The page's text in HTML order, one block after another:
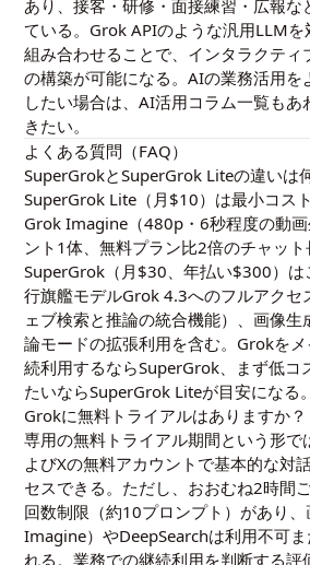
あり、接客・研修・面接練習・広報な
ている。Grok APIのような汎用LLM
組み合わせることで、インタラクティ
の構築が可能になる。AIの業務活用を
したい場合は、AI活用コラム一覧もあ
きたい。
よくある質問（FAQ）
SuperGrokとSuperGrok Liteの違いは
SuperGrok Lite（月$10）は最小コス
Grok Imagine（480p・6秒程度の動
ント1体、無料プラン比2倍のチャット
SuperGrok（月$30、年払い$300）は
行旗艦モデルGrok 4.3へのフルアクセ
ェブ検索と推論の統合機能）、画像生
論モードの拡張利用を含む。Grokを
続利用するならSuperGrok、まず低コ
たいならSuperGrok Liteが目安になる。
Grokに無料トライアルはありますか？
専用の無料トライアル期間という形
よびXの無料アカウントで基本的な対
セスできる。ただし、おおむね2時間
回数制限（約10プロンプト）があり
Imagine）やDeepSearchは利用不可
れる。業務での継続利用を判断する評